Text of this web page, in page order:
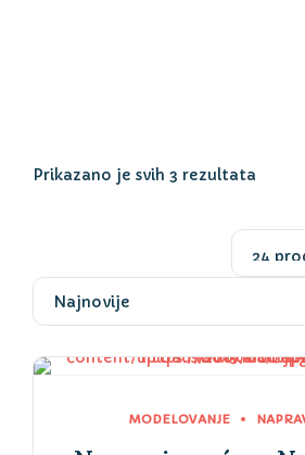
Prikazano je svih 3 rezultata
MODELOVANJE